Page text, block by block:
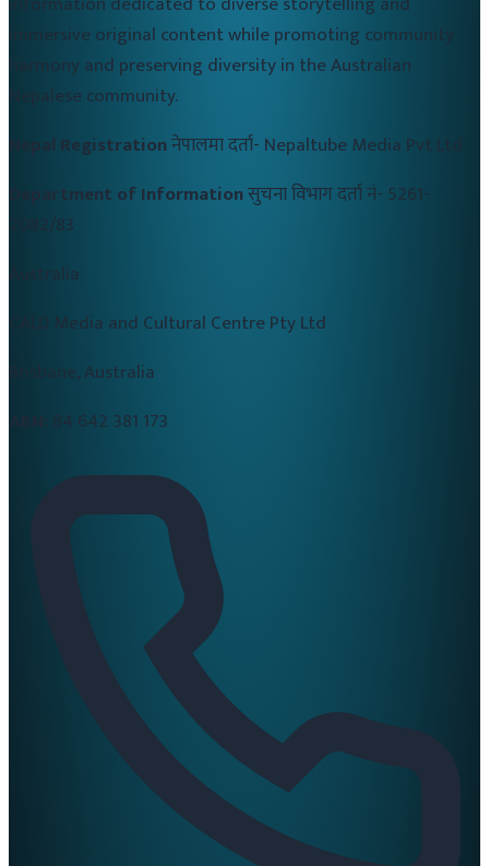
immersive original content while promoting community
harmony and preserving diversity in the Australian
Nepalese community.
Nepal Registrationनेपालमा दर्ता- Nepaltube Media Pvt Ltd
Department of Informationसुचना विभाग दर्ता नं- 5261-
2082/83
Australia
CALD Media and Cultural Centre Pty Ltd
Brisbane, Australia
84 642 381 173